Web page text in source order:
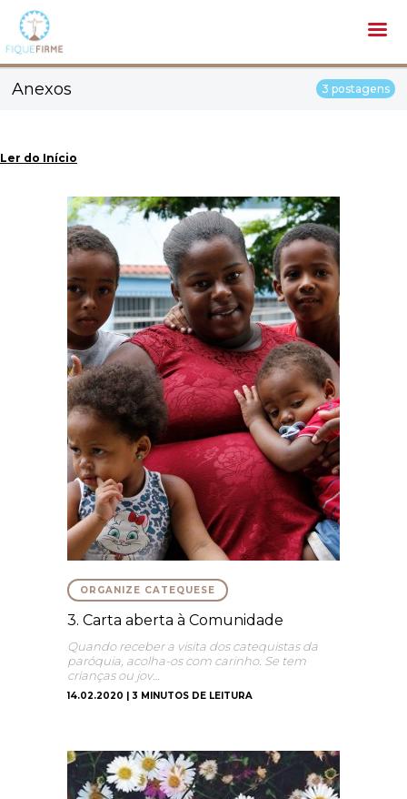
Anexos 3 postagens
Ler do Início
ORGANIZE CATEQUESE
3. Carta aberta à Comunidade
Quando receber a visita dos catequistas da
paróquia, acolha-os com carinho. Se tem
crianças ou jov…
14.02.2020 | 3 MINUTOS DE LEITURA